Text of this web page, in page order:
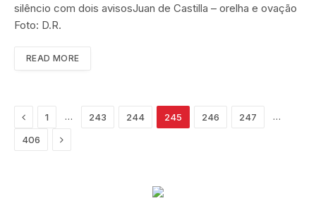
silêncio com dois avisosJuan de Castilla – orelha e ovação
Foto: D.R.
READ MORE
Previous
1 … 243 244 245 246 247 …
406 Next